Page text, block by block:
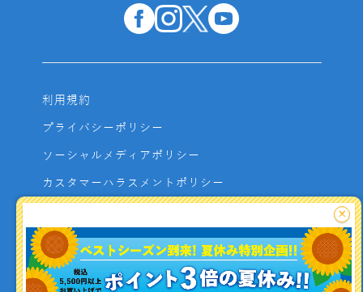
利用規約
プライバシーポリシー
ソーシャルメディアポリシー
カスタマーハラスメントポリシー
よくあるご質問
お問い合わせ
×